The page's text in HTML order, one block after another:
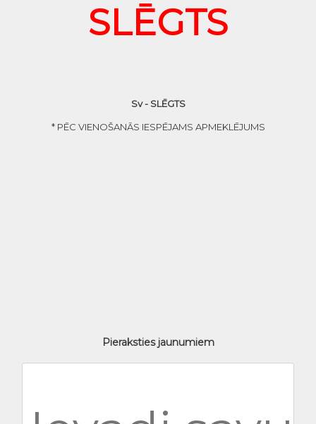
SLĒGTS
Sv - SLĒGTS
* PĒC VIENOŠANĀS IESPĒJAMS APMEKLĒJUMS
Pieraksties jaunumiem